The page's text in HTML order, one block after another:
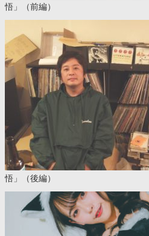
悟」（前編）
悟」（後編）